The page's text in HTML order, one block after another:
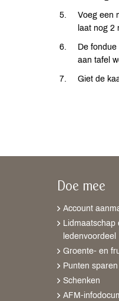
Voeg een
laat nog 2
De
aan tafel
Giet de
Doe mee
Account
Lidmaatschap
ledenvoordeel
Groente- en
Punten sparen
Schenken
AFM-